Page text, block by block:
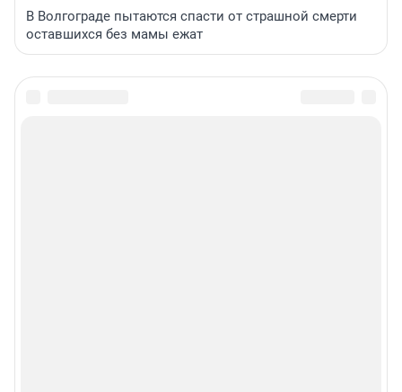
В Волгограде пытаются спасти от страшной смерти
оставшихся без мамы ежат